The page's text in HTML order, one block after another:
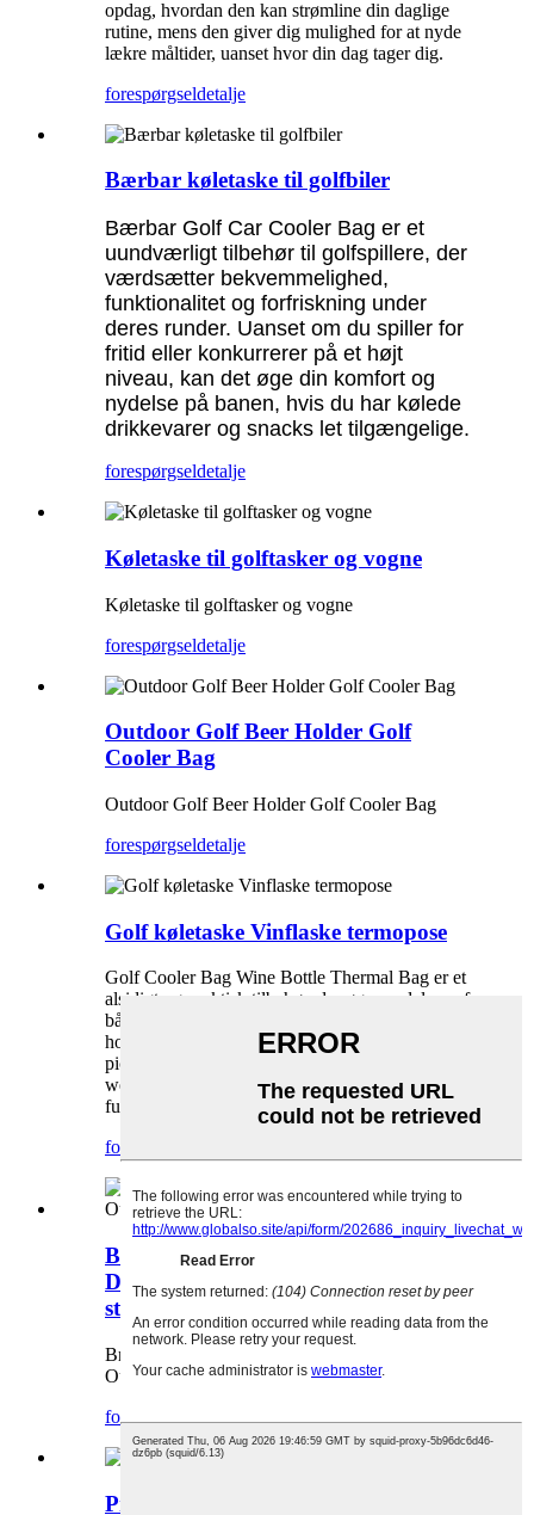
opdag, hvordan den kan strømline din daglige
rutine, mens den giver dig mulighed for at nyde
lækre måltider, uanset hvor din dag tager dig.
forespørgseldetalje
Bærbar køletaske til golfbiler
Bærbar Golf Car Cooler Bag er et
uundværligt tilbehør til golfspillere, der
værdsætter bekvemmelighed,
funktionalitet og forfriskning under
deres runder. Uanset om du spiller for
fritid eller konkurrerer på et højt
niveau, kan det øge din komfort og
nydelse på banen, hvis du har kølede
drikkevarer og snacks let tilgængelige.
forespørgseldetalje
Køletaske til golftasker og vogne
Køletaske til golftasker og vogne
forespørgseldetalje
Outdoor Golf Beer Holder Golf
Cooler Bag
Outdoor Golf Beer Holder Golf Cooler Bag
forespørgseldetalje
Golf køletaske Vinflaske termopose
Golf Cooler Bag Wine Bottle Thermal Bag er et
alsidigt og praktisk tilbehør, der øger nydelsen af ​​
både golf og udendørs aktiviteter. Uanset om du
holder drinks kølige på golfbanen, nyder en
picnic i parken eller begiver dig ud på et
weekendeventyr, kombinerer denne taske
funktionalitet, stil og bekvemmelighed.
forespørgsel
Brugerdefineret træningstaske Heavy
Duty Outdoor Crossbody-taske med
stor kapacitet
Brugerdefineret træningstaske Heavy Duty
Outdoor Crossbody-taske med stor kapacitet
forespørgsel
Professionel trænings tennistaske